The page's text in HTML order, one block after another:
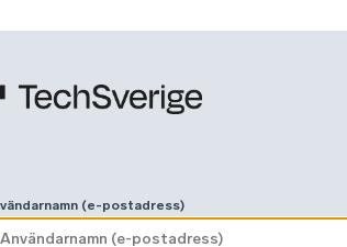
(e-postadress)